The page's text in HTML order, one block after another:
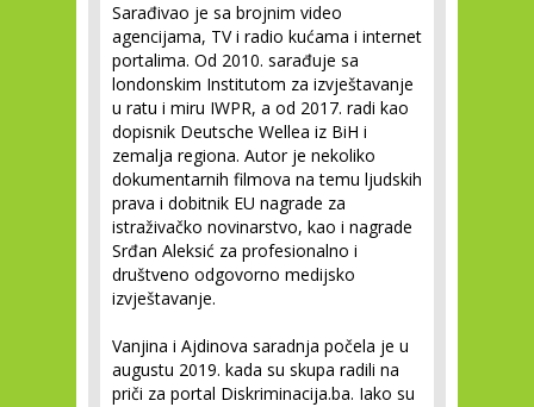
Sarađivao je sa brojnim video
agencijama, TV i radio kućama i internet
portalima. Od 2010. sarađuje sa
londonskim Institutom za izvještavanje
u ratu i miru IWPR, a od 2017. radi kao
dopisnik Deutsche Wellea iz BiH i
zemalja regiona. Autor je nekoliko
dokumentarnih filmova na temu ljudskih
prava i dobitnik EU nagrade za
istraživačko novinarstvo, kao i nagrade
Srđan Aleksić za profesionalno i
društveno odgovorno medijsko
izvještavanje.
Vanjina i Ajdinova saradnja počela je u
augustu 2019. kada su skupa radili na
priči za portal Diskriminacija.ba. Iako su